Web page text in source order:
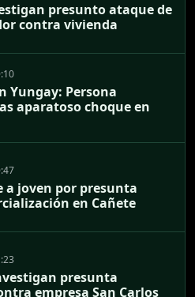
presunto ataque de
contra vivienda
Yungay: Persona
aparatoso choque en
a joven por presunta
en Cañete
presunta
empresa San Carlos